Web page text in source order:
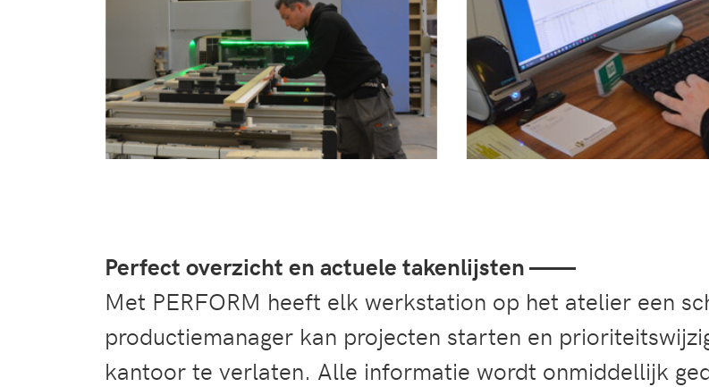
Perfect overzicht en actuele takenlijsten ——
Met PERFORM heeft elk werkstation op het atelier een
productiemanager kan projecten starten en
kantoor te verlaten. Alle informatie wordt onmiddellijk